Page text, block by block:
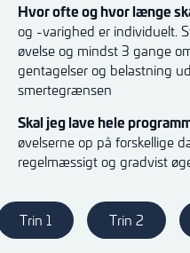
Hvor ofte og hvor længe
og -varighed er individuelt.
øvelse og mindst 3 gange
gentagelser og belastning
smertegrænsen
Skal jeg lave hele
øvelserne op på forskellige
regelmæssigt og gradvist
Trin 1 Trin 2